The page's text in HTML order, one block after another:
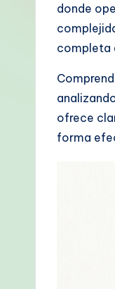
ni
donde
completa
ofrece
forma